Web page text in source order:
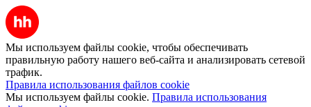
Мы используем файлы cookie, чтобы обеспечивать
правильную работу нашего веб-сайта и анализировать сетевой
трафик.
Правила использования файлов cookie
Мы используем файлы cookie. Правила использования